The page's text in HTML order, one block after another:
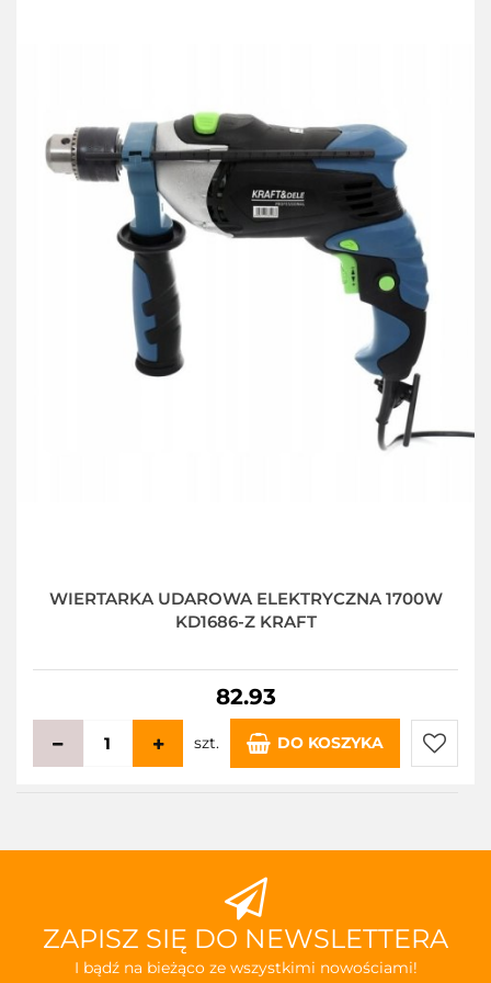
WIERTARKA UDAROWA ELEKTRYCZNA 1700W
KD1686-Z KRAFT
82.93
szt. DO KOSZYKA
Do
ZAPISZ SIĘ DO NEWSLETTERA
I bądź na bieżąco ze wszystkimi nowościami!